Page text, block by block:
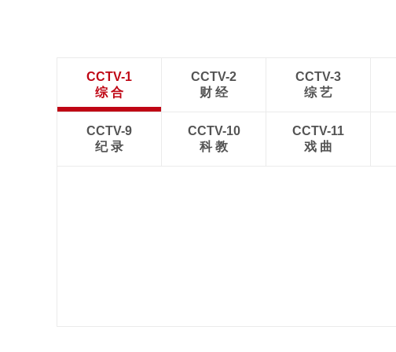
CCTV-1
综 合
CCTV-2
财 经
CCTV-3
综 艺
CCTV-9
纪 录
CCTV-10
科 教
CCTV-11
戏 曲